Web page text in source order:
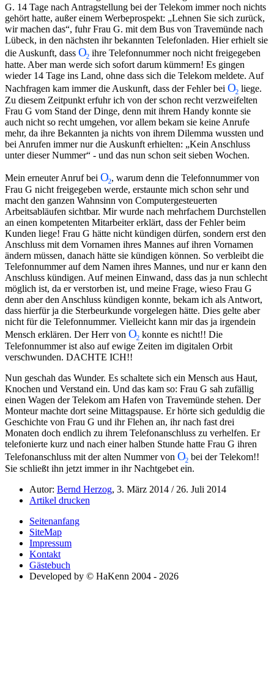
G. 14 Tage nach Antragstellung bei der Telekom immer noch nichts
gehört hatte, außer einem Werbeprospekt:
Lehnen Sie sich zurück,
wir machen das , fuhr Frau G. mit dem Bus von Travemünde nach
Lübeck, in den nächsten ihr bekannten Telefonladen. Hier erhielt sie
die Auskunft, dass
ihre Telefonnummer noch nicht freigegeben
hatte. Aber man werde sich sofort darum kümmern! Es gingen
wieder 14 Tage ins Land, ohne dass sich die Telekom meldete. Auf
Nachfragen kam immer die Auskunft, dass der Fehler bei
liege.
Zu diesem Zeitpunkt erfuhr ich von der schon recht verzweifelten
Frau G vom Stand der Dinge, denn mit ihrem Handy konnte sie
auch nicht so recht umgehen, vor allem bekam sie keine Anrufe
mehr, da ihre Bekannten ja nichts von ihrem Dilemma wussten und
bei Anrufen immer nur die Auskunft erhielten:
Kein Anschluss
unter dieser Nummer
‑ und das nun schon seit sieben Wochen.
Mein erneuter Anruf bei
, warum denn die Telefonnummer von
Frau G nicht freigegeben werde, erstaunte mich schon sehr und
macht den ganzen Wahnsinn von Computergesteuerten
Arbeitsabläufen sichtbar. Mir wurde nach mehrfachem Durchstellen
an einen kompetenten Mitarbeiter erklärt, dass der Fehler beim
Kunden liege! Frau G hätte nicht kündigen dürfen, sondern erst den
Anschluss mit dem Vornamen ihres Mannes auf ihren Vornamen
ändern müssen, danach hätte sie kündigen können. So verbleibt die
Telefonnummer auf dem Namen ihres Mannes, und nur er kann den
Anschluss kündigen. Auf meinen Einwand, dass das ja nun schlecht
möglich ist, da er verstorben ist, und meine Frage, wieso Frau G
denn aber den Anschluss kündigen konnte, bekam ich als Antwort,
dass hierfür ja die Sterbeurkunde vorgelegen hätte. Dies gelte aber
nicht für die Telefonnummer. Vielleicht kann mir das ja irgendein
Mensch erklären. Der Herr von
konnte es nicht!! Die
Telefonnummer ist also auf ewige Zeiten im digitalen Orbit
verschwunden. DACHTE ICH!!
Nun geschah das Wunder. Es schaltete sich ein Mensch aus Haut,
Knochen und Verstand ein. Und das kam so: Frau G sah zufällig
einen Wagen der Telekom am Hafen von Travemünde stehen. Der
Monteur machte dort seine Mittagspause. Er hörte sich geduldig die
Geschichte von Frau G und ihr Flehen an, ihr nach fast drei
Monaten doch endlich zu ihrem Telefonanschluss zu verhelfen. Er
telefonierte kurz und nach einer halben Stunde hatte Frau G ihren
Telefonanschluss mit der alten Nummer von
bei der Telekom!!
Sie schließt ihn jetzt immer in ihr Nachtgebet ein.
Autor: Bernd Herzog, 3. März 2014 / 26. Juli 2014
Artikel drucken
Seitenanfang
SiteMap
Impressum
Kontakt
Gästebuch
Developed by © HaKenn 2004 - 2026